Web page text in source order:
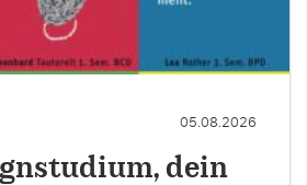
05.08.2026
dein